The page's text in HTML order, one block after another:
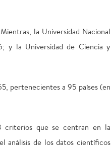
la Universidad Nacional
y la Universidad de Ciencia y
pertenecientes a 95 países (en
criterios que se centran en la
análisis de los datos científicos